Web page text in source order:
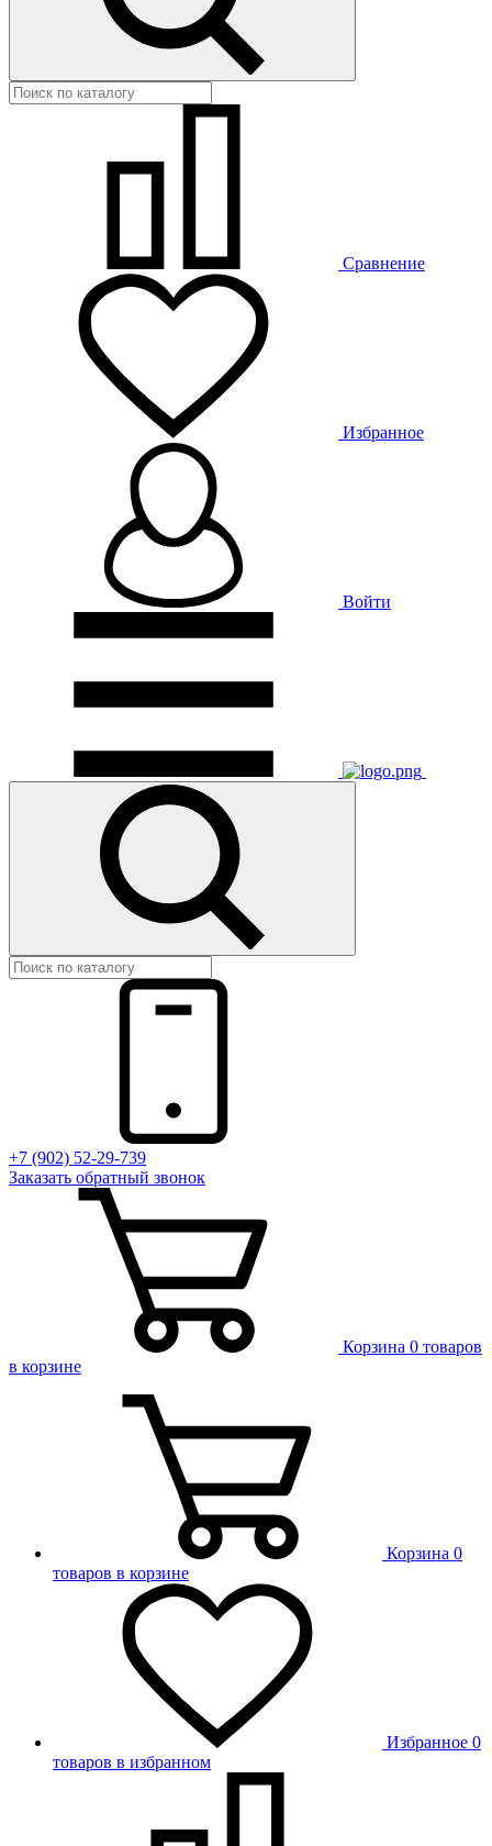
Сравнение
Избранное
Войти
+7 (902) 52-29-739
Заказать обратный звонок
Корзина 0 товаров
в корзине
Корзина 0
товаров в корзине
Избранное 0
товаров в избранном